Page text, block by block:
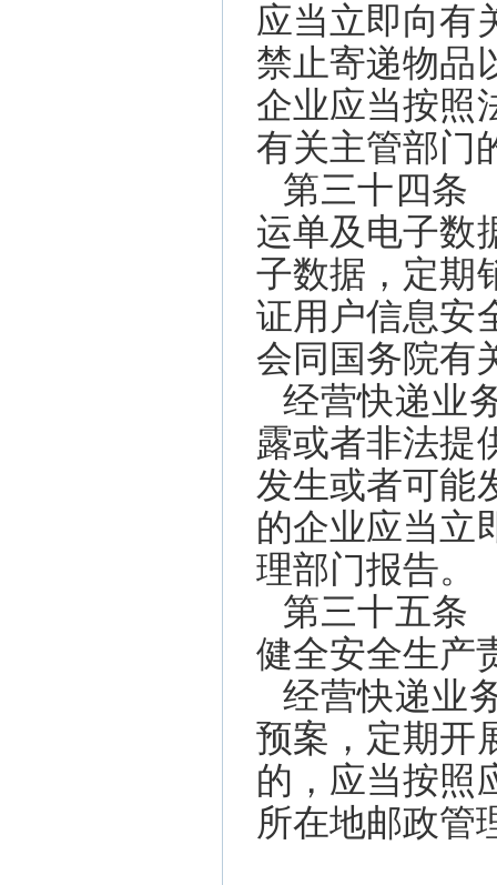
应当立即向有
禁止寄递物品
企业应当按照
有关主管部门
第三十四条
运单及电子数
子数据，定期
证用户信息安
会同国务院有
经营快递业
露或者非法提
发生或者可能
的企业应当立
理部门报告。
第三十五条
健全安全生产
经营快递业
预案，定期开
的，应当按照
所在地邮政管